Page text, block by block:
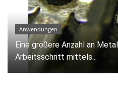
Technologie
Heißverstemmsystem
angeordneter Steuerung